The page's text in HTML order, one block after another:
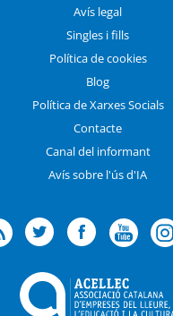
Avís legal
Singles i fills
Política de cookies
Blog
Política de Xarxes Socials
Contacte
Canal del informant
Avís sobre l'ús d'IA